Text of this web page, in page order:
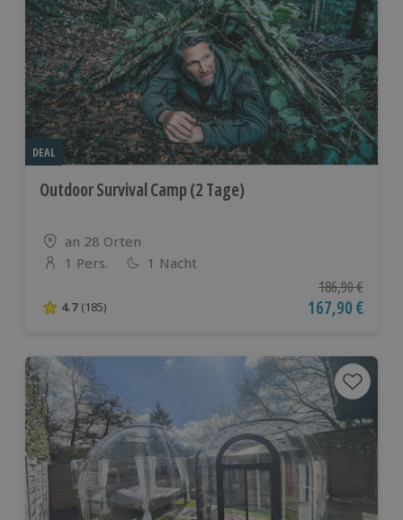
DEAL
Outdoor Survival Camp (2 Tage)
Standort
an 28 Orten
Anzahl der Teilnehmer
1 Pers. 1 Nacht
4.7 von 5 Sternen basierend auf 185 Bewertungen
4.7 (185)
Ursprünglicher
186,90 €
Aktueller Preis
167,90 €